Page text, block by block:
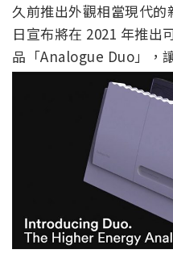
久前推出外觀相當現代
日宣布將在 2021 年推出
品「Analogue Duo」，